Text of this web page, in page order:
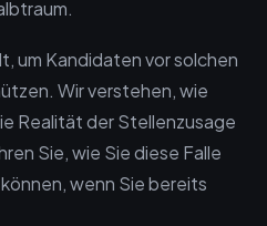
um Kandidaten vor solchen
Wir verstehen, wie
Realität der Stellenzusage
Sie, wie Sie diese Falle
wenn Sie bereits